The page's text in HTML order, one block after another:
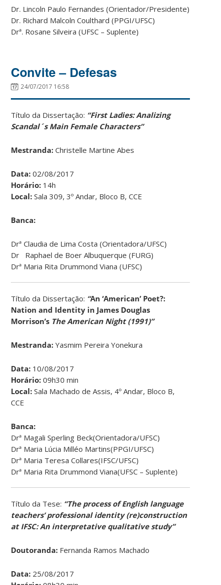
Dr. Lincoln Paulo Fernandes (Orientador/Presidente)
Dr. Richard Malcoln Coulthard (PPGI/UFSC)
Drª. Rosane Silveira (UFSC – Suplente)
Convite – Defesas
24/07/2017 16:58
Título da Dissertação: “First Ladies: Analizing
Scandal´s Main Female Characters”
Mestranda: Christelle Martine Abes
Data: 02/08/2017
Horário: 14h
Local: Sala 309, 3º Andar, Bloco B, CCE
Banca:
Drª Claudia de Lima Costa (Orientadora/UFSC)
Dr Raphael de Boer Albuquerque (FURG)
Drª Maria Rita Drummond Viana (UFSC)
Título da Dissertação: “An ‘American’ Poet?:
Nation and Identity in James Douglas
Morrison’s The American Night (1991)”
Mestranda: Yasmim Pereira Yonekura
Data: 10/08/2017
Horário: 09h30 min
Local: Sala Machado de Assis, 4º Andar, Bloco B,
CCE
Banca:
Drª Magali Sperling Beck(Orientadora/UFSC)
Drª Maria Lúcia Milléo Martins(PPGI/UFSC)
Drª Maria Teresa Collares(IFSC/UFSC)
Drª Maria Rita Drummond Viana(UFSC – Suplente)
Título da Tese: “The process of English language
teachers’ professional identity (re)construction
at IFSC: An interpretative qualitative study”
Doutoranda: Fernanda Ramos Machado
Data: 25/08/2017